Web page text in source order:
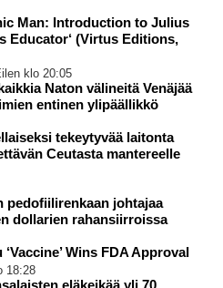
Man: Introduction to Julius
Educator‘ (Virtus Editions,
klo 20:05
Naton välineitä Venäjää
entinen ylipäällikkö
tekeytyvää laitonta
Ceutasta mantereelle
johtajaa
dollarien rahansiirroissa
Wins FDA Approval
18:28
eläkeikää yli 70